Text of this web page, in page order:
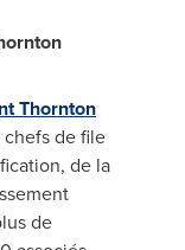
Thornton
de file
de la
de